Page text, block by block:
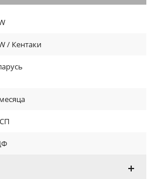
/ Кентаки